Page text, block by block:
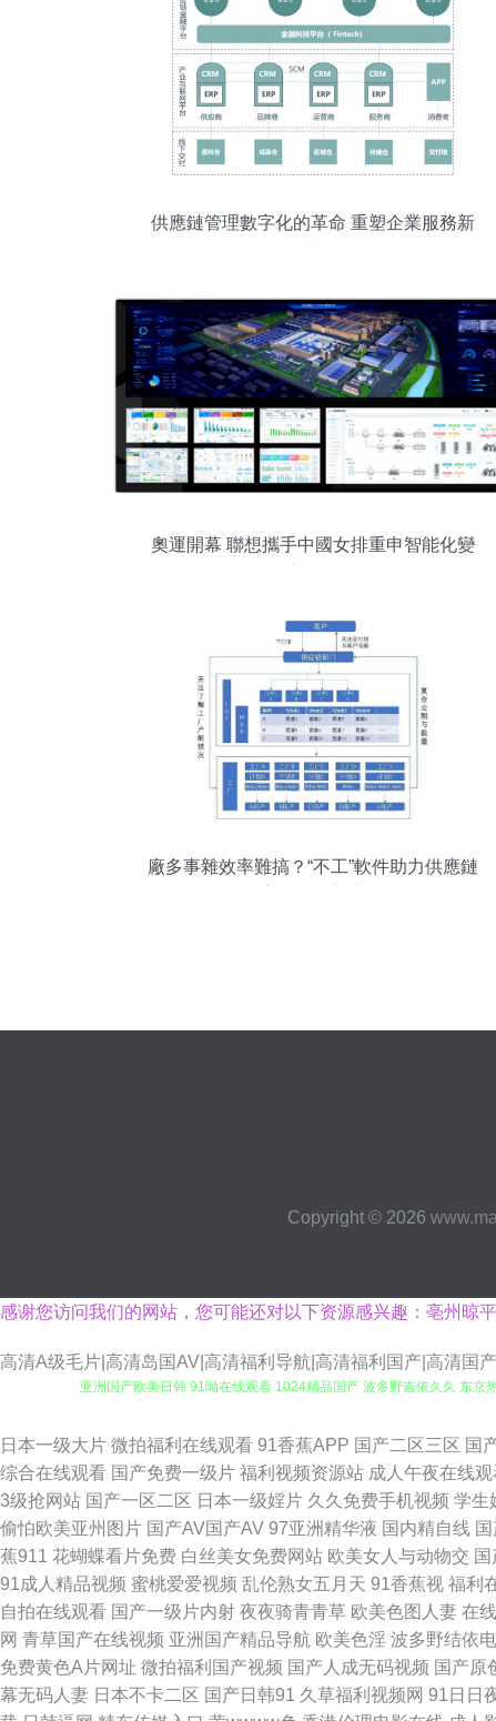
供應鏈管理數字化的革命 重塑企業服務新
奧運開幕 聯想攜手中國女排重申智能化變
廠多事雜效率難搞？“不工”軟件助力供應鏈
Copyright © 2026
感谢您访问我们的网站，您可能还对以下资源感兴趣：亳州晾
高清A级毛片|高清岛国AV|高清福利导航|高清福利国产|高清国
亚洲国产欧美日韩 91呦在线观看 1024精品国产 波多野吉依久久 东京
码视频 av大片在线影视 日韩一区二区射精 91视频欧美 伦理影院 91
大香蕉 99热青青 欧美国产日韩在线 91视频高清免费在线播放 玖玖五
厂 91大神尤物 国产精品嫖妓视频一区 亚洲色第一页 www91牛cw 丝
利视频 日本黄页 91免费视屏大全 久久嫩草精品久久网站 91豆花视频
元官网首页 欧美深喉性爱 91视频在线免费入口 人人干16p 91在播放
日本一级大片 微拍福利在线观看 91香蕉APP 国产二区三区 国
综合在线观看 国产免费一级片 福利视频资源站 成人午夜在线
3级抢网站 国产一区二区 日本一级婬片 久久免费手机视频 学生
偷怕欧美亚州图片 国产AV国产AV 97亚洲精华液 国内精自线
蕉911 花蝴蝶看片免费 白丝美女免费网站 欧美女人与动物交
91成人精品视频 蜜桃爱爱视频 乱伦熟女五月天 91香蕉视 福利
自拍在线观看 国产一级片内射 夜夜骑青青草 欧美色图人妻 在
网 青草国产在线视频 亚洲国产精品导航 欧美色淫 波多野结依
免费黄色A片网址 微拍福利国产视频 国产人成无码视频 国产原
幕无码人妻 日本不卡二区 国产日韩91 久草福利视频网 91日日